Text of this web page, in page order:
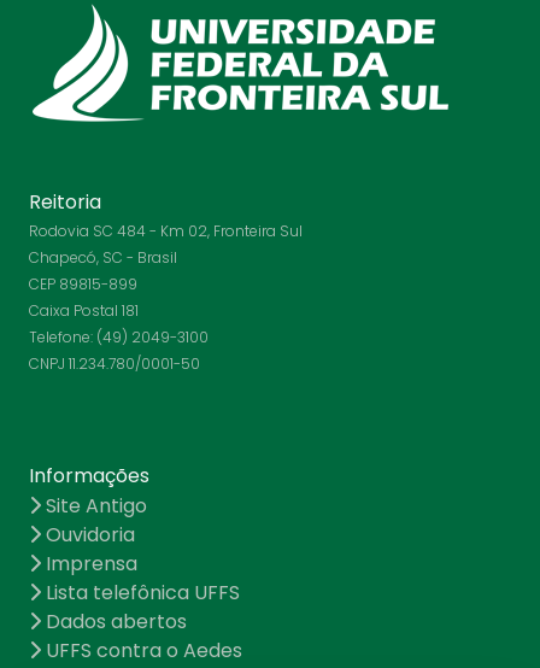
Reitoria
Rodovia SC 484 - Km 02, Fronteira Sul
Chapecó, SC - Brasil
CEP 89815-899
Caixa Postal 181
Telefone: (49) 2049-3100
CNPJ 11.234.780/0001-50
Informações
Site Antigo
Ouvidoria
Imprensa
Lista telefônica UFFS
Dados abertos
UFFS contra o Aedes